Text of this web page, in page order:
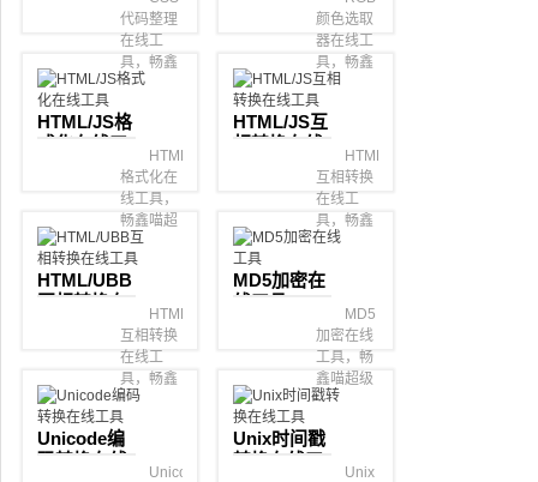
代码整理
在线工
具，畅鑫
喵超级在
箱。
颜色选取
器在线工
具，畅鑫
喵超级在
线工具
箱。
HTML/JS格
式化在线工
HTML/JS
格式化在
线工具，
畅鑫喵超
级在线工
具箱。
HTML/JS互
相转换在线
HTML/JS
互相转换
在线工
具，畅鑫
喵超级在
箱。
HTML/UBB
互相转换在
HTML/UBB
互相转换
在线工
具，畅鑫
喵超级在
线工具
箱。
MD5加密在
线工具
MD5
加密在线
工具，畅
鑫喵超级
在线工具
Unicode编
码转换在线
Unicode
Unix时间戳
转换在线工
Unix